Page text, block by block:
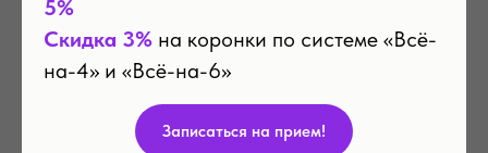
Реставрация верхнего переднего зуба до и после
5%
Скидка 3% на коронки по системе «Всё-
на-4» и «Всё-на-6»
Записаться на прием!